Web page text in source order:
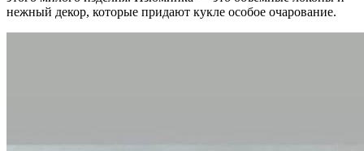
нежный декор, которые придают кукле особое очарование.